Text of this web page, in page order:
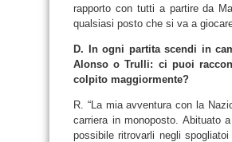
rapporto con tutti a partire da
qualsiasi posto che si va a
D. In ogni partita scendi in
Alonso o Trulli: ci puoi
colpito maggiormente?
R. “La mia avventura con la
carriera in monoposto. Abituato
possibile ritrovarli negli